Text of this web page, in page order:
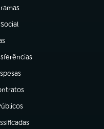
aba)
aba)
aba)
aba)
aba)